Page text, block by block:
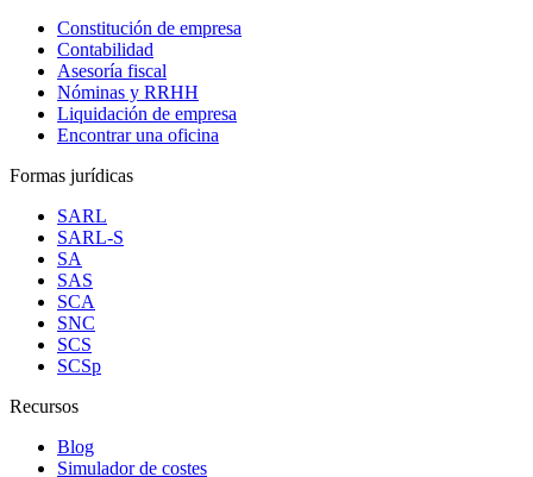
Constitución de empresa
Contabilidad
Asesoría fiscal
Nóminas y RRHH
Liquidación de empresa
Encontrar una oficina
Formas jurídicas
SARL
SARL-S
SA
SAS
SCA
SNC
SCS
SCSp
Recursos
Blog
Simulador de costes